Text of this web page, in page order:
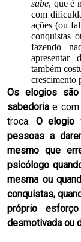
sabe, que é
com
ações (ou
conquistas
fazendo
apresentar
também
crescimento
Os elogios
sabedoria e com
troca. O elogio
pessoas a
mesmo que
psicólogo
mesma ou
conquistas,
próprio
desmotivada ou